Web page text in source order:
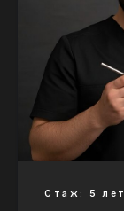
Стаж: 5 лет